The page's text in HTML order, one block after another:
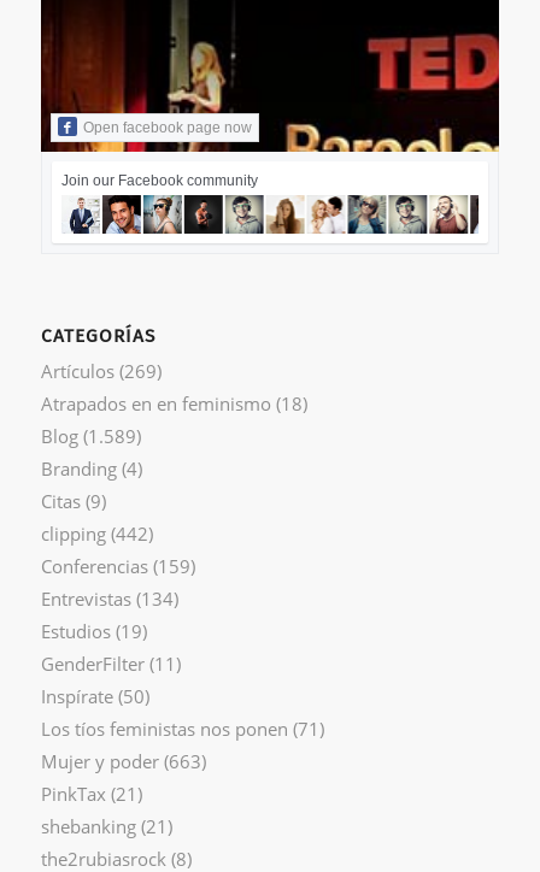
Open facebook page now
Join our Facebook community
CATEGORÍAS
Artículos(269)
Atrapados en en feminismo (18)
Blog(1.589)
Branding(4)
Citas(9)
clipping(442)
Conferencias(159)
Entrevistas(134)
Estudios(19)
GenderFilter(11)
Inspírate(50)
Los tíos feministas nos ponen (71)
Mujer y poder(663)
PinkTax (21)
shebanking(21)
the2rubiasrock (8)